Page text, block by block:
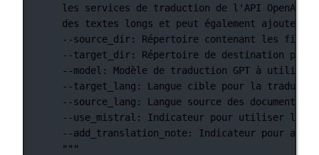
les services de traduction de l'API OpenAI
des textes longs et peut également ajouter
--source_dir: Répertoire contenant les
--target_dir: Répertoire de destination
--model: Modèle de traduction GPT à utiliser.
--target_lang: Langue cible pour la
--source_lang: Langue source des documents.
--use_mistral: Indicateur pour utiliser
--add_translation_note: Indicateur pour
"""